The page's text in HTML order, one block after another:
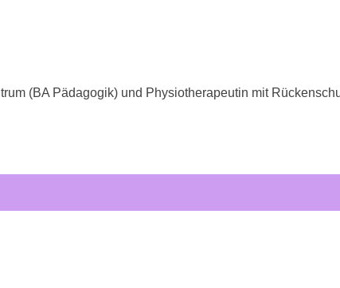
(BA Pädagogik) und Physiotherapeutin mit